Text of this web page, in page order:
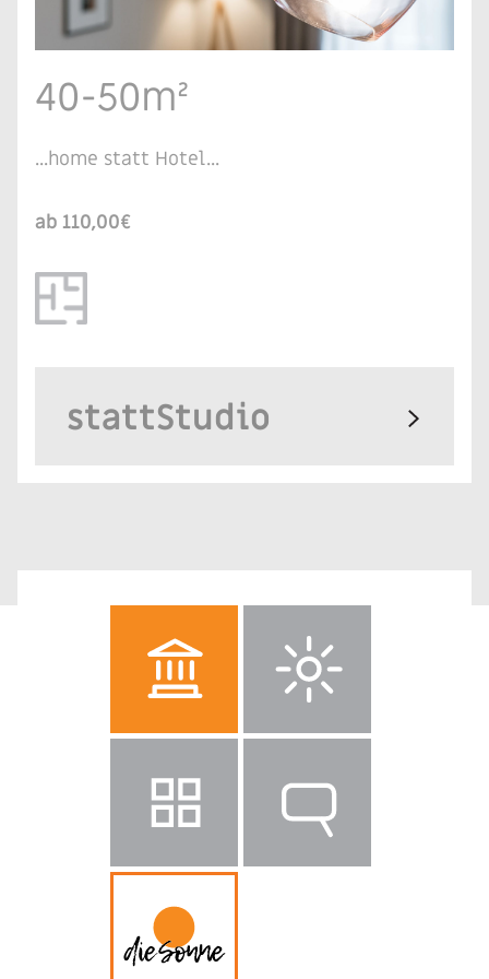
40-50m²
...home statt Hotel...
ab 110,00€
stattStudio